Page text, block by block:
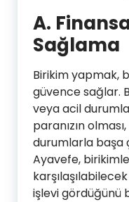
A.
Sağlama
Birikim yapmak,
güvence sağlar.
veya acil
paranızın
durumlarla başa
Ayavefe,
işlevi gördüğünü